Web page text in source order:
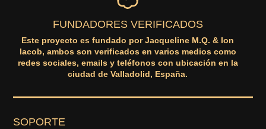
FUNDADORES VERIFICADOS
Este proyecto es fundado por Jacqueline M.Q. & Ion
Iacob, ambos son verificados en varios medios como
redes sociales, emails y teléfonos con ubicación en la
ciudad de Valladolid, España.
SOPORTE